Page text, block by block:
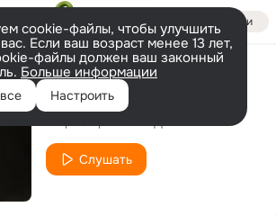
Войти
cookie-файлы, чтобы улучшить
Если ваш возраст менее 13 лет,
файлы должен ваш законный
Больше информации
Настроить
Далеко от рая
Слушать